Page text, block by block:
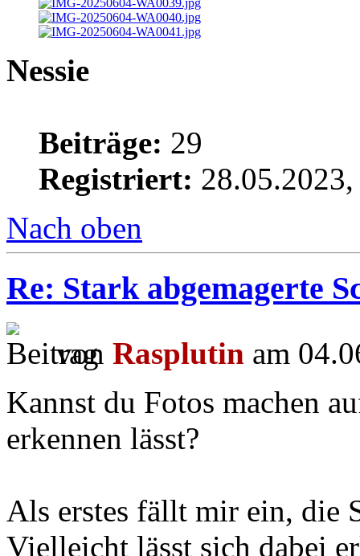
Nessie
Beiträge: 29
Registriert:
Nach oben
Re: Stark abgemagerte
von Rasplutin am
Kannst du Fotos machen
erkennen lässt?
Als erstes fällt mir ein, die
Vielleicht lässt sich dabei